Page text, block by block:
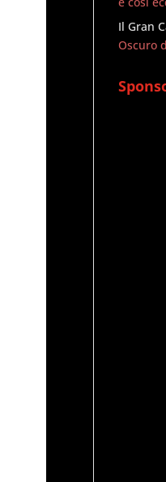
Il Gran
Oscuro